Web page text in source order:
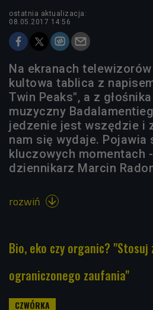
ostatnia aktualizacja:
08.05.2017 14:56
Na ekranach
kultowa tablica z
Twin Peaks", a z
muzyczny
jedzenie jest wszędzie i
nam się wydaje. Pojawia
kluczowych momentach
dziennikarz Marcin
rozwiń 
Bio, eko czy organic? "Stosuj
ograniczonego zaufania"